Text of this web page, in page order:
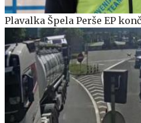
Plavalka Špela Perše EP